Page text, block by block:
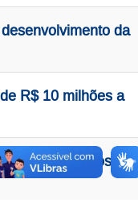
da
R$ 10 milhões a
brasileiros